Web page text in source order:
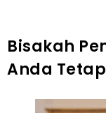
Bisakah
Anda